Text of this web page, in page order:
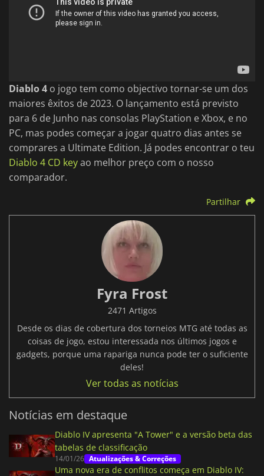
Diablo 4 o jogo tem como objectivo tornar-se um dos
maiores êxitos de 2023. O lançamento está previsto
para 6 de Junho nas consolas PlayStation e Xbox, e no
PC, mas podes começar a jogar quatro dias antes se
comprares a Ultimate Edition. Já podes encontrar o teu
Diablo 4 CD keyao melhor preço com o nosso
comparador.
Partilhar
Fyra Frost
2471 Artigos
Desde os dias de cobertura dos torneios MTG até todas as
coisas de jogo, estou interessada nos últimos jogos e
gadgets, porque uma rapariga nunca pode ter o suficiente
deles!
Ver todas as notícias
Notícias em destaque
Diablo IV apresenta "A Tower" e a versão beta das
tabelas de classificação
14/01/26 Atualizações & Correções
Uma nova era de conflitos começa em Diablo IV: